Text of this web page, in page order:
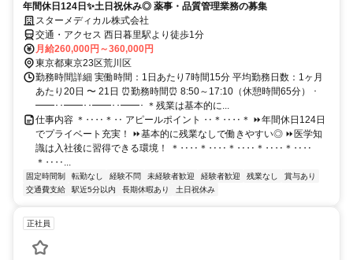
年間休日124日✨土日祝休み◎ 薬事・品質管理業務の募集
スターメディカル株式会社
交通・アクセス 西日暮里駅より徒歩1分
月給260,000円～360,000円
東京都東京23区荒川区
勤務時間詳細 実働時間：1日あたり7時間15分 平均勤務日数：1ヶ月
あたり20日 〜 21日 ⏰勤務時間⏰ 8:50～17:10（休憩時間65分） ･
━━･･━━･･━━･･━━･ ＊残業は基本的に...
仕事内容 ＊‥‥＊‥ アピールポイント ‥＊‥‥＊ ⏩年間休日124日
でプライベート充実！ ⏩基本的に残業なしで働きやすい◎ ⏩医学知
識は入社後に習得できる環境！ ＊‥‥＊‥‥＊‥‥＊‥‥＊‥‥
＊‥‥...
固定時間制 転勤なし 経験不問 未経験者歓迎 経験者歓迎 残業なし
賞与あり
交通費支給
駅近5分以内 長期休暇あり 土日祝休み
正社員